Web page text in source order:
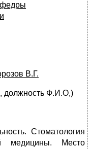
В.Г.
должность Ф.И.О,)
Стоматология
медицины. Место